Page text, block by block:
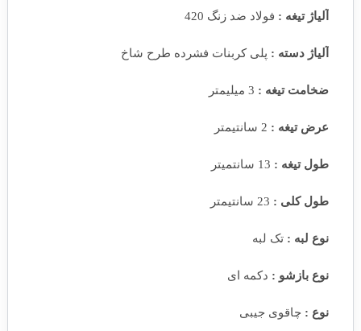
آلیاژ تیغه : فولاد ضد زنگ 420
آلیاژ دسته : پلی کربنات فشرده طرح شاخ
ضخامت تیغه :
عرض تیغه :
طول تیغه :
طول کلی :
نوع لبه : تک لبه
نوع بازشو : دکمه ای
نوع : چاقوی جیبی